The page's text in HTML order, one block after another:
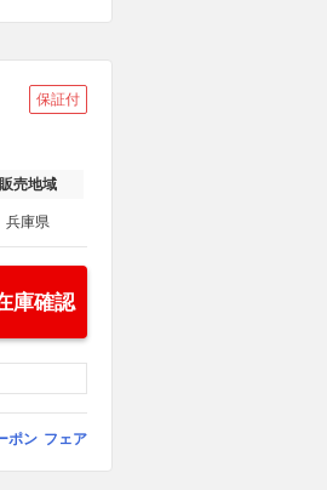
保証付
販売地域
兵庫県
庫確認
ポン フェア